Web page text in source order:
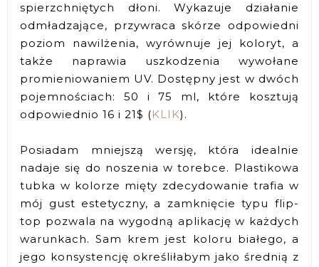
spierzchniętych dłoni. Wykazuje działanie
odmładzające, przywraca skórze odpowiedni
poziom nawilżenia, wyrównuje jej koloryt, a
także naprawia uszkodzenia wywołane
promieniowaniem UV. Dostępny jest w dwóch
pojemnościach: 50 i 75 ml, które kosztują
odpowiednio 16 i 21$ (KLIK).
Posiadam mniejszą wersję, która idealnie
nadaje się do noszenia w torebce. Plastikowa
tubka w kolorze mięty zdecydowanie trafia w
mój gust estetyczny, a zamknięcie typu flip-
top pozwala na wygodną aplikację w każdych
warunkach. Sam krem jest koloru białego, a
jego konsystencję określiłabym jako średnią z